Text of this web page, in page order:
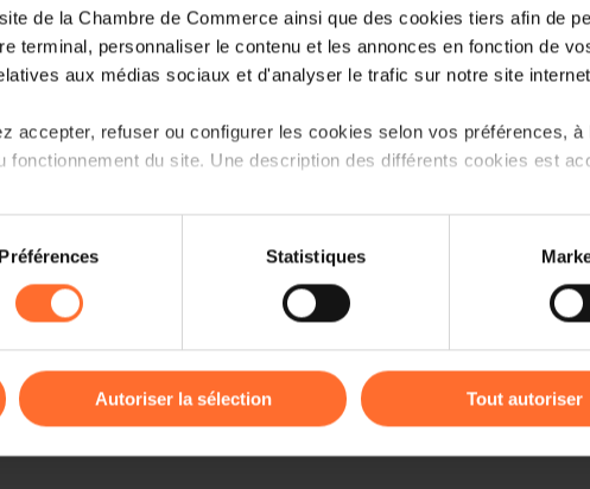
de la Chambre de Commerce ainsi que des cookies tiers afin de
terminal, personnaliser le contenu et les annonces en fonction de
aux médias sociaux et d'analyser le trafic sur notre site
accepter, refuser ou configurer les cookies selon vos préférences, à
du site. Une description des différents cookies est
et certaines fonctionnalités (ex : lecture de vidéos, partage sur les
lecture vidéo, personnalisation de l’affichage du site) peuvent être
cookies non nécessaires.
Préférences Statistiques
Autoriser la sélection Tout autoriser
This is your chance to reflect on the path towards
2024 European elections and the priorities for next
the survey will be included in a report to the
The survey should take no more than 10 minutes
If you have not yet responded to this survey, this
your entrepreneurial voice heard!
Deadline : 15 November 2023